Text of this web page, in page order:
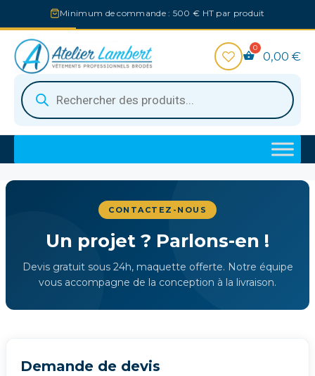
au
contenu
Minimum de commande : 500 € HT par produit
Recherche
de
produits
0,00 €
CONTACTEZ-NOUS
Un projet ? Parlons-en !
Devis gratuit sous 24h, maquette offerte. Notre équipe
vous accompagne de la conception à la livraison.
Demande de devis